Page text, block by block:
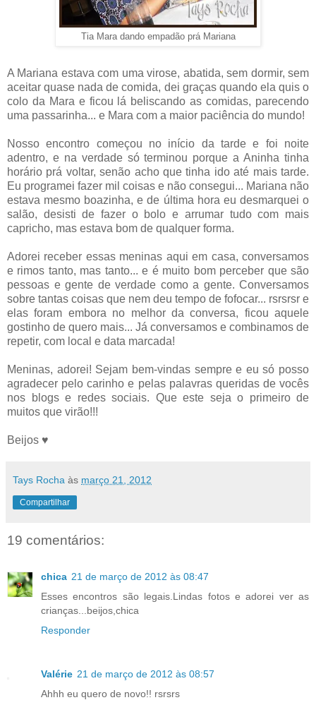
Tia Mara dando empadão prá Mariana
A Mariana estava com uma virose, abatida, sem dormir, sem
aceitar quase nada de comida, dei graças quando ela quis o
colo da Mara e ficou lá beliscando as comidas, parecendo
uma passarinha... e Mara com a maior paciência do mundo!
Nosso encontro começou no início da tarde e foi noite
adentro, e na verdade só terminou porque a Aninha tinha
horário prá voltar, senão acho que tinha ido até mais tarde.
Eu programei fazer mil coisas e não consegui... Mariana não
estava mesmo boazinha, e de última hora eu desmarquei o
salão, desisti de fazer o bolo e arrumar tudo com mais
capricho, mas estava bom de qualquer forma.
Adorei receber essas meninas aqui em casa, conversamos
e rimos tanto, mas tanto... e é muito bom perceber que são
pessoas e gente de verdade como a gente. Conversamos
sobre tantas coisas que nem deu tempo de fofocar... rsrsrsr e
elas foram embora no melhor da conversa, ficou aquele
gostinho de quero mais... Já conversamos e combinamos de
repetir, com local e data marcada!
Meninas, adorei! Sejam bem-vindas sempre e eu só posso
agradecer pelo carinho e pelas palavras queridas de vocês
nos blogs e redes sociais. Que este seja o primeiro de
muitos que virão!!!
Beijos ♥
Tays Rocha às março 21, 2012
Compartilhar
19 comentários:
chica 21 de março de 2012 às 08:47
Esses encontros são legais.Lindas fotos e adorei ver as
crianças...beijos,chica
Responder
Valérie 21 de março de 2012 às 08:57
Ahhh eu quero de novo!! rsrsrs